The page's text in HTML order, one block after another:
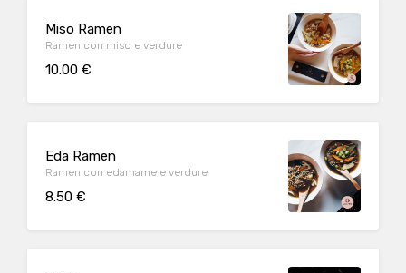
Miso Ramen
Ramen con miso e verdure
10.00 €
Eda Ramen
Ramen con edamame e verdure
8.50 €